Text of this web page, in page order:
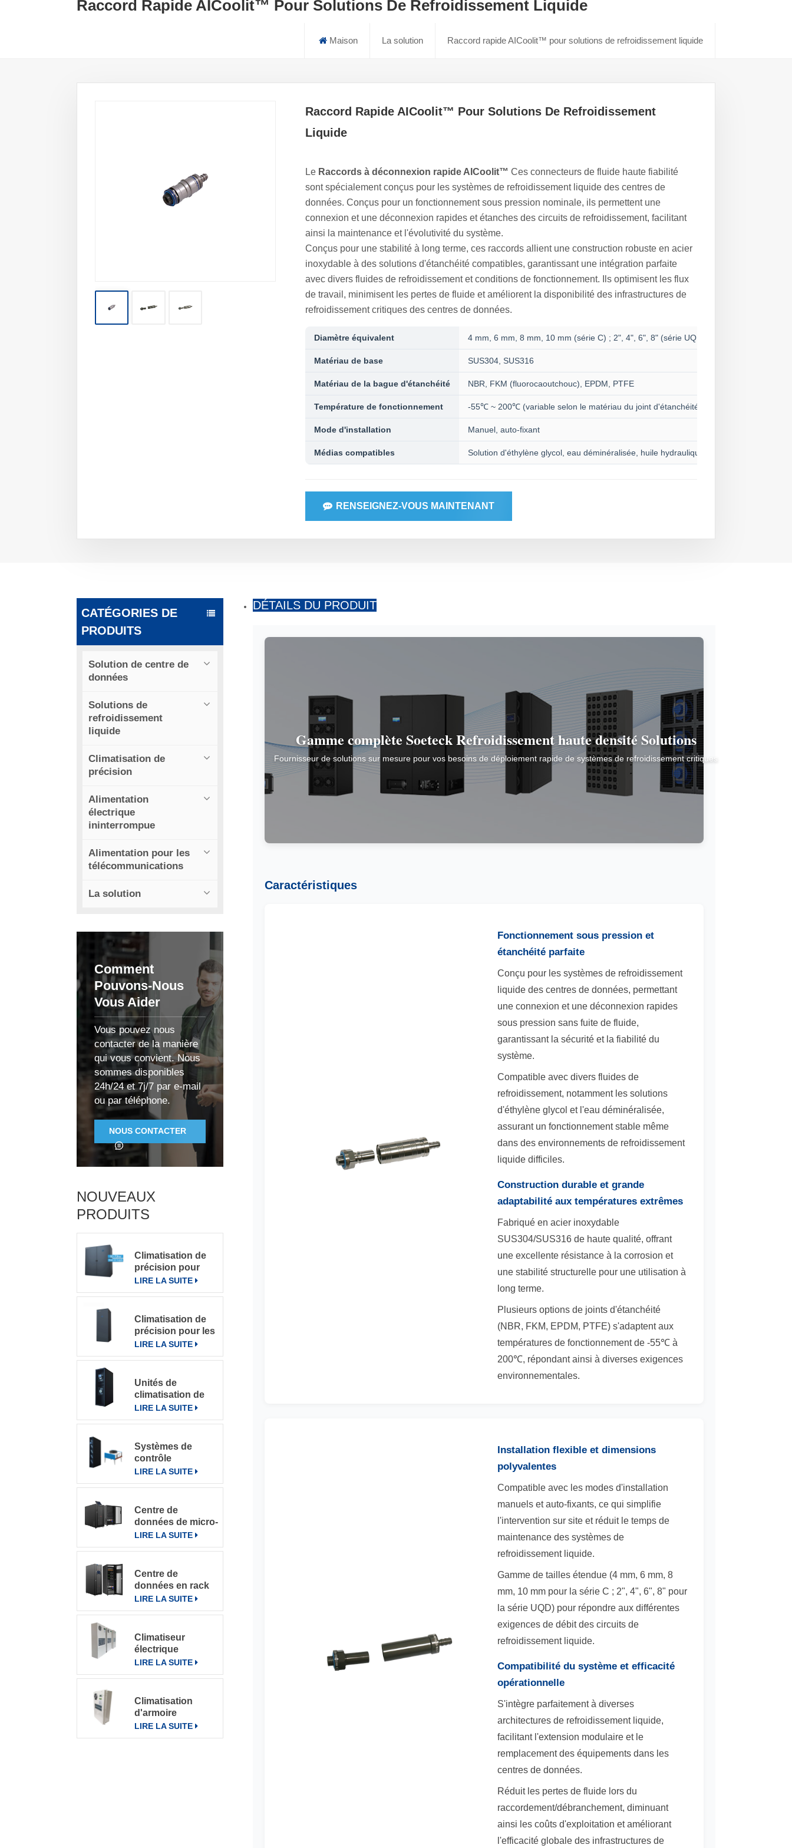
Raccord Rapide AICoolit™ Pour Solutions De Refroidissement Liquide
Maison La solution Raccord rapide AICoolit™ pour solutions de refroidissement liquide
Raccord Rapide AICoolit™ Pour Solutions De Refroidissement
Liquide
Le Raccords à déconnexion rapide AICoolit™ Ces connecteurs de fluide haute fiabilité
sont spécialement conçus pour les systèmes de refroidissement liquide des centres de
données. Conçus pour un fonctionnement sous pression nominale, ils permettent une
connexion et une déconnexion rapides et étanches des circuits de refroidissement, facilitant
ainsi la maintenance et l'évolutivité du système.
Conçus pour une stabilité à long terme, ces raccords allient une construction robuste en acier
inoxydable à des solutions d'étanchéité compatibles, garantissant une intégration parfaite
avec divers fluides de refroidissement et conditions de fonctionnement. Ils optimisent les flux
de travail, minimisent les pertes de fluide et améliorent la disponibilité des infrastructures de
refroidissement critiques des centres de données.
Diamètre équivalent 4 mm, 6 mm, 8 mm, 10 mm (série C) ; 2", 4", 6", 8" (série UQD)
Matériau de base SUS304, SUS316
Matériau de la bague d'étanchéité NBR, FKM (fluorocaoutchouc), EPDM, PTFE
Température de fonctionnement -55℃ ~ 200℃ (variable selon le matériau du joint d'étanchéité)
Mode d'installation Manuel, auto-fixant
Médias compatibles Solution d'éthylène glycol, eau déminéralisée, huile hydraulique, huile anti-usure,
RENSEIGNEZ-VOUS MAINTENANT
CATÉGORIES DE
PRODUITS
Solution de centre de
données
Solutions de
refroidissement
liquide
Climatisation de
précision
Alimentation
électrique
ininterrompue
Alimentation pour les
télécommunications
La solution
Comment
Pouvons-Nous
Vous Aider
Vous pouvez nous
contacter de la manière
qui vous convient. Nous
sommes disponibles
24h/24 et 7j/7 par e-mail
ou par téléphone.
NOUS CONTACTER
NOUVEAUX
PRODUITS
Climatisation de
précision pour
grande salle de
serveurs
LIRE LA SUITE
Climatisation de
précision pour les
salles
informatiques
LIRE LA SUITE
Unités de
climatisation de
précision à
refroidissement
LIRE LA SUITE
Systèmes de
contrôle
intelligents pour
climatiseurs de
rangée DataRow
Series dans les
données
LIRE LA SUITE
Centre de
données de micro-
rack intégré
LIRE LA SUITE
Centre de
données en rack
pour divers
environnements
LIRE LA SUITE
Climatiseur
électrique
d'armoire de
télécommunication
LIRE LA SUITE
Climatisation
d'armoire
électrique de
communication
LIRE LA SUITE
DÉTAILS DU PRODUIT
Gamme complète SoeteckRefroidissement haute densité Solutions
Fournisseur de solutions sur mesure pour vos besoins de déploiement rapide de systèmes de refroidissement critiques
Caractéristiques
Fonctionnement sous pression et
étanchéité parfaite
Conçu pour les systèmes de refroidissement
liquide des centres de données, permettant
une connexion et une déconnexion rapides
sous pression sans fuite de fluide,
garantissant la sécurité et la fiabilité du
système.
Compatible avec divers fluides de
refroidissement, notamment les solutions
d'éthylène glycol et l'eau déminéralisée,
assurant un fonctionnement stable même
dans des environnements de refroidissement
liquide difficiles.
Construction durable et grande
adaptabilité aux températures extrêmes
Fabriqué en acier inoxydable
SUS304/SUS316 de haute qualité, offrant
une excellente résistance à la corrosion et
une stabilité structurelle pour une utilisation à
long terme.
Plusieurs options de joints d'étanchéité
(NBR, FKM, EPDM, PTFE) s'adaptent aux
températures de fonctionnement de -55℃ à
200℃, répondant ainsi à diverses exigences
environnementales.
Installation flexible et dimensions
polyvalentes
Compatible avec les modes d'installation
manuels et auto-fixants, ce qui simplifie
l'intervention sur site et réduit le temps de
maintenance des systèmes de
refroidissement liquide.
Gamme de tailles étendue (4 mm, 6 mm, 8
mm, 10 mm pour la série C ; 2", 4", 6", 8" pour
la série UQD) pour répondre aux différentes
exigences de débit des circuits de
refroidissement liquide.
Compatibilité du système et efficacité
opérationnelle
S'intègre parfaitement à diverses
architectures de refroidissement liquide,
facilitant l'extension modulaire et le
remplacement des équipements dans les
centres de données.
Réduit les pertes de fluide lors du
raccordement/débranchement, diminuant
ainsi les coûts d'exploitation et améliorant
l'efficacité globale des infrastructures de